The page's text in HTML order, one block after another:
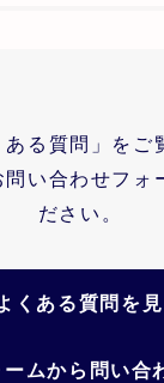
る質問」をご
い合わせフォ
ださい。
くある質問を見
ームから問い合